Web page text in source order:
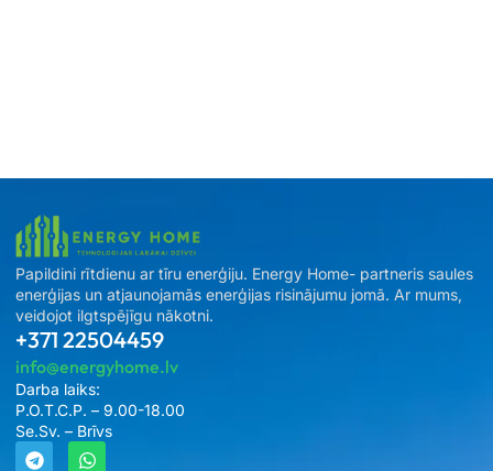
Papildini rītdienu ar tīru enerģiju. Energy Home- partneris saules
enerģijas un atjaunojamās enerģijas risinājumu jomā. Ar mums,
veidojot ilgtspējīgu nākotni.
+371 22504459
info@energyhome.lv
Darba laiks:
P.O.T.C.P. – 9.00-18.00
Se.Sv. – Brīvs